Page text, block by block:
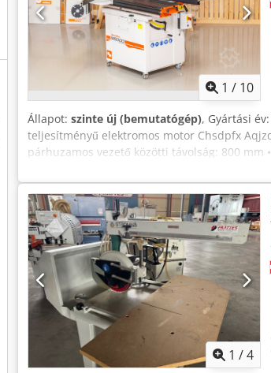
1 / 10
Állapot: szinte új (bemutatógép), Gyártási év:
teljesítményű elektromos motor Chsdpfx
párhuzamos vezető közötti távolság: 800 mm
mm • a munkalap hossza: 900 mm • a
1 /4